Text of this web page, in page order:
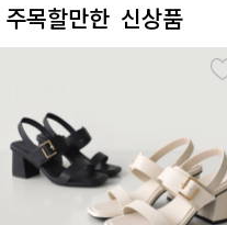
주목할만한 신상품